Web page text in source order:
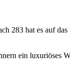
283 hat es auf das
ein luxuriöses